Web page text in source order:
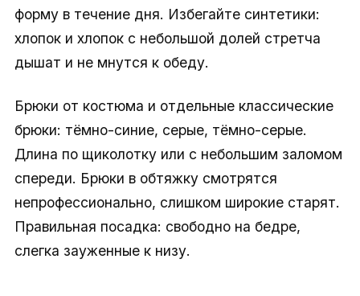
форму в течение дня. Избегайте синтетики:
хлопок и хлопок с небольшой долей стретча
дышат и не мнутся к обеду.
Брюки от костюма и отдельные классические
брюки: тёмно-синие, серые, тёмно-серые.
Длина по щиколотку или с небольшим заломом
спереди. Брюки в обтяжку смотрятся
непрофессионально, слишком широкие старят.
Правильная посадка: свободно на бедре,
слегка зауженные к низу.